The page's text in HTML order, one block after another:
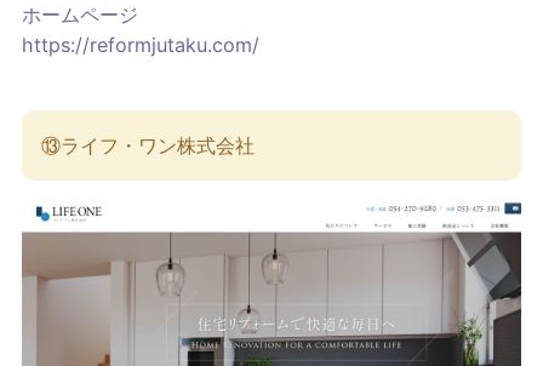
ホームページ
https://reformjutaku.com/
⑬ライフ・ワン株式会社